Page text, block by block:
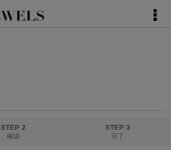
STEP 2
確認
STEP 3
完了